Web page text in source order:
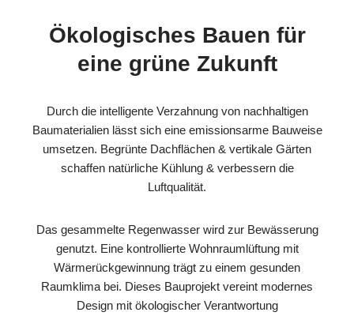
Ökologisches Bauen für
eine grüne Zukunft
Durch die intelligente Verzahnung von nachhaltigen
Baumaterialien lässt sich eine emissionsarme Bauweise
umsetzen. Begrünte Dachflächen & vertikale Gärten
schaffen natürliche Kühlung & verbessern die
Luftqualität.
Das gesammelte Regenwasser wird zur Bewässerung
genutzt. Eine kontrollierte Wohnraumlüftung mit
Wärmerückgewinnung trägt zu einem gesunden
Raumklima bei. Dieses Bauprojekt vereint modernes
Design mit ökologischer Verantwortung